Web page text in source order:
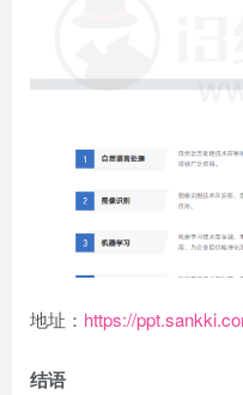
地址： https://
结语